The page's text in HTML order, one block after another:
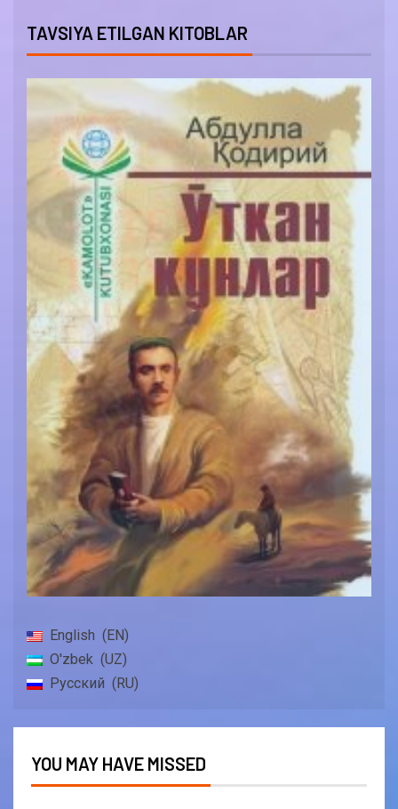
TAVSIYA ETILGAN KITOBLAR
English
EN
O'zbek
UZ
Русский
RU
YOU MAY HAVE MISSED